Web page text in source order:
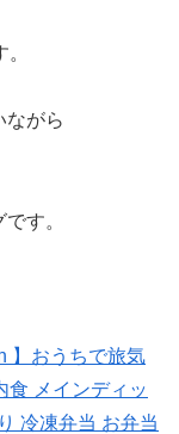
ながら
す。
】おうちで旅気
食 メインディッ
冷凍弁当 お弁当